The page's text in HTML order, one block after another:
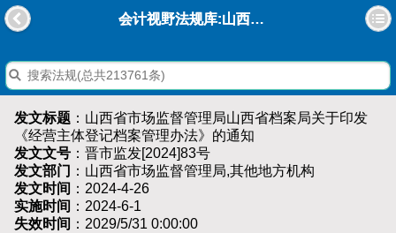
会计视野法规库:山西省市场监督管理局山西省档案局关于印发《经营主体登记档案管理办法》的通知
发文标题 ：山西省市场监督管理局山西省档案局关于印发
《经营主体登记档案管理办法》的通知
发文文号 ：晋市监发[2024]83号
发文部门 ：山西省市场监督管理局,其他地方机构
发文时间 ：2024-4-26
实施时间 ：2024-6-1
失效时间 ：2029/5/31 0:00:00